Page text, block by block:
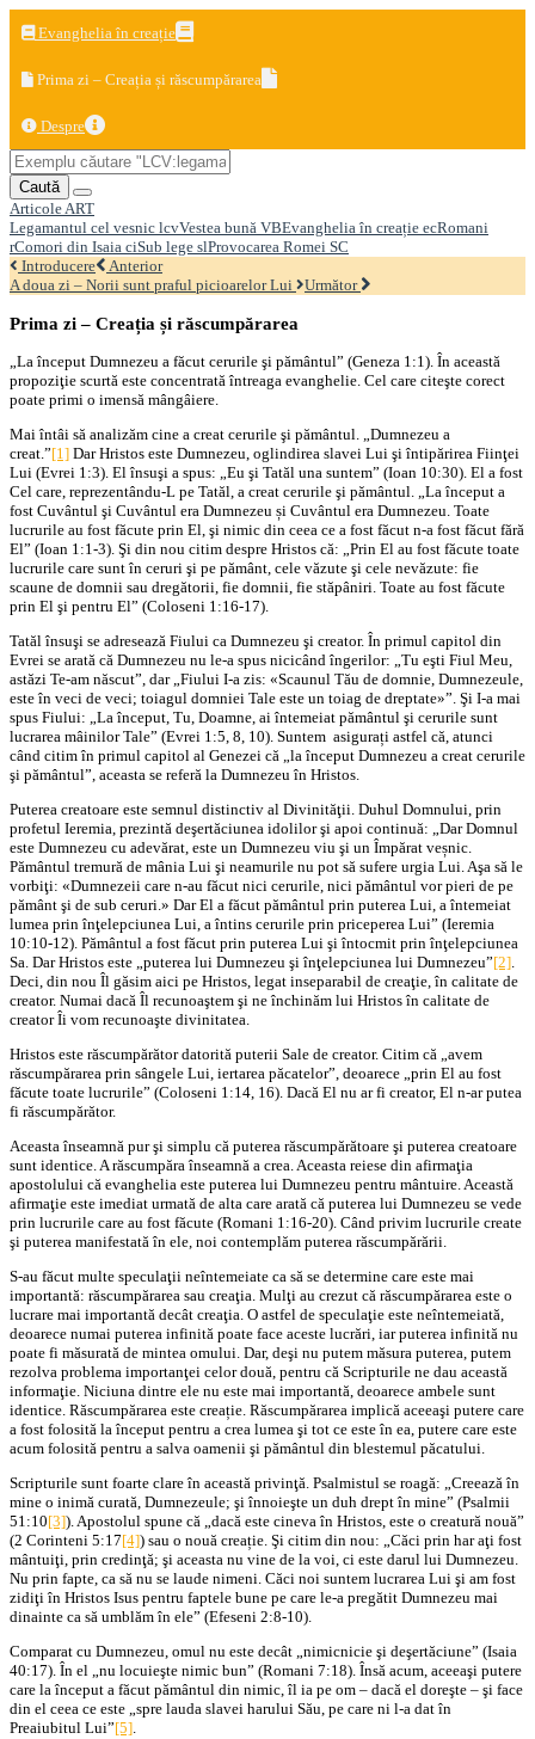
Evanghelia în creație
Prima zi – Creația și răscumpărarea
Despre
Caută
ArticoleART
Legamantul cel vesnic lcvVestea bună VBEvanghelia în creație ecRomani
rComori din Isaia ciSub lege slProvocarea Romei SC
Introducere
Anterior
A doua zi – Norii sunt praful picioarelor Lui
Următor
Prima zi – Creația și răscumpărarea
„La început Dumnezeu a făcut cerurile şi pământul” (Geneza 1:1). În această
propoziţie scurtă este concentrată întreaga evanghelie. Cel care citeşte corect
poate primi o imensă mângâiere.
Mai întâi să analizăm cine a creat cerurile şi pământul. „Dumnezeu a
creat.”[1] Dar Hristos este Dumnezeu, oglindirea slavei Lui şi întipărirea Fiinţei
Lui (Evrei 1:3). El însuşi a spus: „Eu şi Tatăl una suntem” (Ioan 10:30). El a fost
Cel care, reprezentându-L pe Tatăl, a creat cerurile şi pământul. „La început a
fost Cuvântul şi Cuvântul era Dumnezeu și Cuvântul era Dumnezeu. Toate
lucrurile au fost făcute prin El, şi nimic din ceea ce a fost făcut n-a fost făcut fără
El” (Ioan 1:1-3). Şi din nou citim despre Hristos că: „Prin El au fost făcute toate
lucrurile care sunt în ceruri şi pe pământ, cele văzute şi cele nevăzute: fie
scaune de domnii sau dregătorii, fie domnii, fie stăpâniri. Toate au fost făcute
prin El şi pentru El” (Coloseni 1:16-17).
Tatăl însuşi se adresează Fiului ca Dumnezeu şi creator. În primul capitol din
Evrei se arată că Dumnezeu nu le-a spus nicicând îngerilor: „Tu eşti Fiul Meu,
astăzi Te-am născut”, dar „Fiului I-a zis: «Scaunul Tău de domnie, Dumnezeule,
este în veci de veci; toiagul domniei Tale este un toiag de dreptate»”. Şi I-a mai
spus Fiului: „La început, Tu, Doamne, ai întemeiat pământul şi cerurile sunt
lucrarea mâinilor Tale” (Evrei 1:5, 8, 10). Suntem asigurați astfel că, atunci
când citim în primul capitol al Genezei că „la început Dumnezeu a creat cerurile
şi pământul”, aceasta se referă la Dumnezeu în Hristos.
Puterea creatoare este semnul distinctiv al Divinităţii. Duhul Domnului, prin
profetul Ieremia, prezintă deşertăciunea idolilor şi apoi continuă: „Dar Domnul
este Dumnezeu cu adevărat, este un Dumnezeu viu şi un Împărat veșnic.
Pământul tremură de mânia Lui şi neamurile nu pot să sufere urgia Lui. Aşa să le
vorbiţi: «Dumnezeii care n-au făcut nici cerurile, nici pământul vor pieri de pe
pământ şi de sub ceruri.» Dar El a făcut pământul prin puterea Lui, a întemeiat
lumea prin înţelepciunea Lui, a întins cerurile prin priceperea Lui” (Ieremia
10:10-12). Pământul a fost făcut prin puterea Lui şi întocmit prin înţelepciunea
Sa. Dar Hristos este „puterea lui Dumnezeu şi înţelepciunea lui Dumnezeu”[2].
Deci, din nou Îl găsim aici pe Hristos, legat inseparabil de creaţie, în calitate de
creator. Numai dacă Îl recunoaştem şi ne închinăm lui Hristos în calitate de
creator Îi vom recunoaşte divinitatea.
Hristos este răscumpărător datorită puterii Sale de creator. Citim că „avem
răscumpărarea prin sângele Lui, iertarea păcatelor”, deoarece „prin El au fost
făcute toate lucrurile” (Coloseni 1:14, 16). Dacă El nu ar fi creator, El n-ar putea
fi răscumpărător.
Aceasta înseamnă pur şi simplu că puterea răscumpărătoare şi puterea creatoare
sunt identice. A răscumpăra înseamnă a crea. Aceasta reiese din afirmaţia
apostolului că evanghelia este puterea lui Dumnezeu pentru mântuire. Această
afirmaţie este imediat urmată de alta care arată că puterea lui Dumnezeu se vede
prin lucrurile care au fost făcute (Romani 1:16-20). Când privim lucrurile create
şi puterea manifestată în ele, noi contemplăm puterea răscumpărării.
S-au făcut multe speculaţii neîntemeiate ca să se determine care este mai
importantă: răscumpărarea sau creaţia. Mulţi au crezut că răscumpărarea este o
lucrare mai importantă decât creaţia. O astfel de speculaţie este neîntemeiată,
deoarece numai puterea infinită poate face aceste lucrări, iar puterea infinită nu
poate fi măsurată de mintea omului. Dar, deşi nu putem măsura puterea, putem
rezolva problema importanţei celor două, pentru că Scripturile ne dau această
informaţie. Niciuna dintre ele nu este mai importantă, deoarece ambele sunt
identice. Răscumpărarea este creație. Răscumpărarea implică aceeaşi putere care
a fost folosită la început pentru a crea lumea şi tot ce este în ea, putere care este
acum folosită pentru a salva oamenii şi pământul din blestemul păcatului.
Scripturile sunt foarte clare în această privinţă. Psalmistul se roagă: „Creează în
mine o inimă curată, Dumnezeule; şi înnoieşte un duh drept în mine” (Psalmii
51:10[3]). Apostolul spune că „dacă este cineva în Hristos, este o creatură nouă”
(2 Corinteni 5:17[4]) sau o nouă creație. Şi citim din nou: „Căci prin har aţi fost
mântuiţi, prin credinţă; şi aceasta nu vine de la voi, ci este darul lui Dumnezeu.
Nu prin fapte, ca să nu se laude nimeni. Căci noi suntem lucrarea Lui şi am fost
zidiţi în Hristos Isus pentru faptele bune pe care le-a pregătit Dumnezeu mai
dinainte ca să umblăm în ele” (Efeseni 2:8-10).
Comparat cu Dumnezeu, omul nu este decât „nimicnicie şi deşertăciune” (Isaia
40:17). În el „nu locuieşte nimic bun” (Romani 7:18). Însă acum, aceeaşi putere
care la început a făcut pământul din nimic, îl ia pe om – dacă el doreşte – şi face
din el ceea ce este „spre lauda slavei harului Său, pe care ni l-a dat în
Preaiubitul Lui”[5].